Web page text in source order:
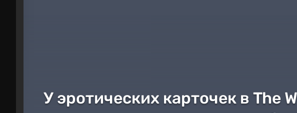
У эротических карточек в The